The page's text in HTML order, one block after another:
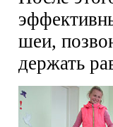
шеи,
держать